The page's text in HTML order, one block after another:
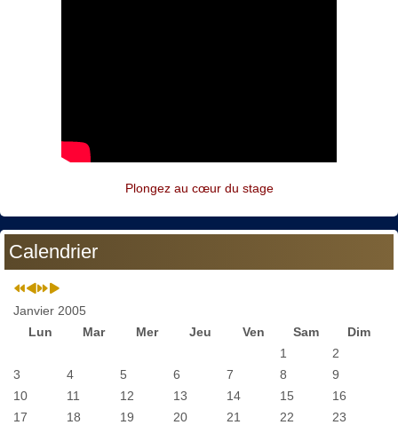
Plongez au cœur du stage
Calendrier
Janvier 2005
Lun
Mar Mer Jeu Ven Sam
Dim
1
2
3
4 5 6 7 8
9
10
11 12 13 14 15
16
17
18 19 20 21 22
23